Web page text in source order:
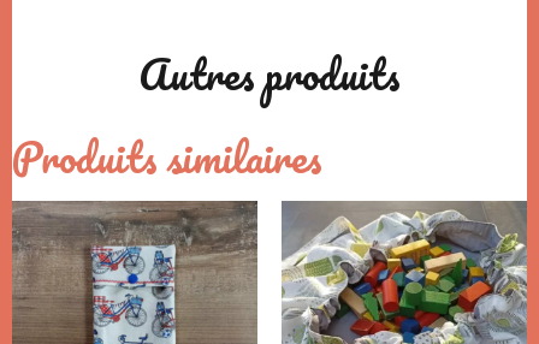
Autres produits
Produits similaires